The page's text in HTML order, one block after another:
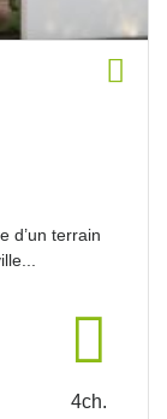
d’un terrain
4ch.